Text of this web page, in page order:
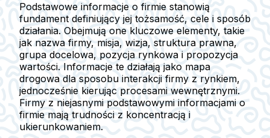
Podstawowe informacje o firmie stanowią
fundament definiujący jej tożsamość, cele i sposób
działania. Obejmują one kluczowe elementy, takie
jak nazwa firmy, misja, wizja, struktura prawna,
grupa docelowa, pozycja rynkowa i propozycja
wartości. Informacje te działają jako mapa
drogowa dla sposobu interakcji firmy z rynkiem,
jednocześnie kierując procesami wewnętrznymi.
Firmy z niejasnymi podstawowymi informacjami o
firmie mają trudności z koncentracją i
ukierunkowaniem.